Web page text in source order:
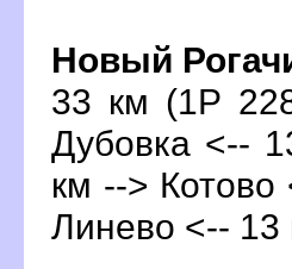
Новый
33 км (1Р
Дубовка <--
км -->
Линево <-- 13